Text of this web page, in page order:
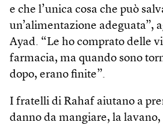
e che l’unica cosa che può
un’alimentazione adeguata”,
Ayad. “Le ho comprato delle
farmacia, ma quando sono
dopo, erano finite”.
I fratelli di Rahaf aiutano a
danno da mangiare, la